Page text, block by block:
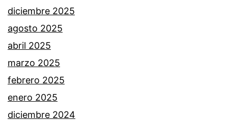
diciembre 2025
agosto 2025
abril 2025
marzo 2025
febrero 2025
enero 2025
diciembre 2024